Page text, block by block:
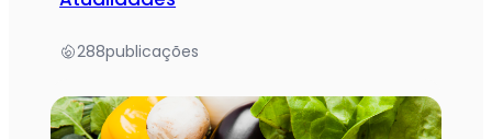
288publicações